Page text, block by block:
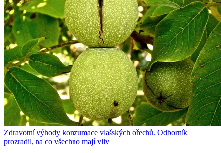
Zdravotní výhody konzumace vlašských ořechů. Odborník
prozradil, na co všechno mají vliv